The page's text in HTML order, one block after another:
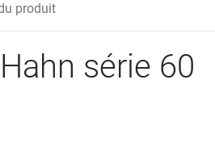
produit
série 60